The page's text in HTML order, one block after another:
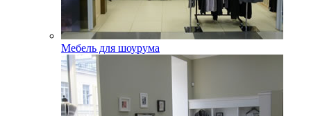
Мебель для шоурума